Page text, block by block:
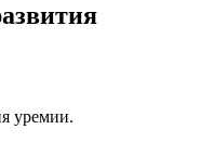
уремии.